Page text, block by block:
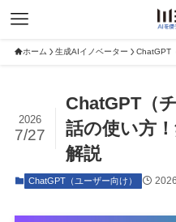
ホーム 生成AIイノベーター ChatGPT
ChatGPT（
話の使い方
解説
2026
7/27
ChatGPT（ユーザー向け）